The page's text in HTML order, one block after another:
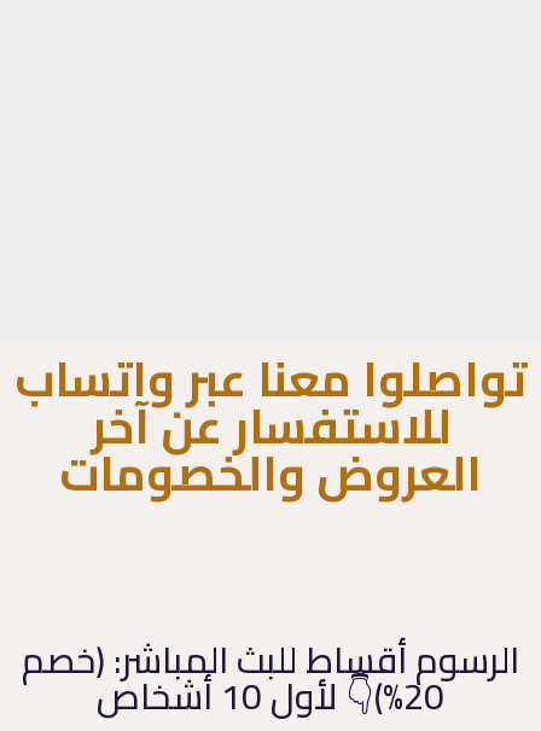
تواصلوا معنا عبر واتساب
للاستفسار عن آخر
العروض والخصومات
الرسوم أقساط للبث المباشر: (خصم
20%)👇 لأول 10 أشخاص